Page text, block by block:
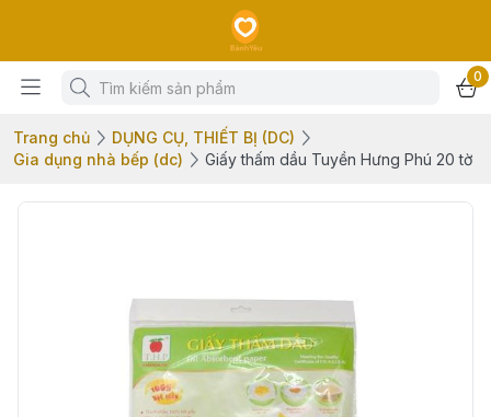
0
Trang chủ
DỤNG CỤ, THIẾT BỊ (DC)
Gia dụng nhà bếp (dc)
Giấy thấm dầu Tuyền Hưng Phú 20 tờ